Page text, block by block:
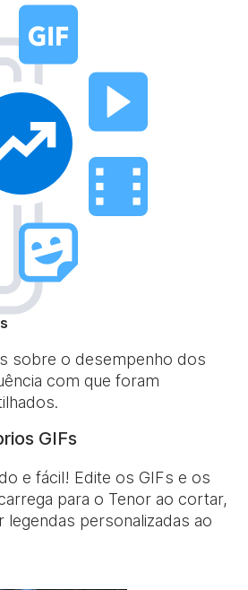
sobre o desempenho dos
com que foram
GIFs
e fácil! Edite os GIFs e os
para o Tenor ao cortar,
legendas personalizadas ao